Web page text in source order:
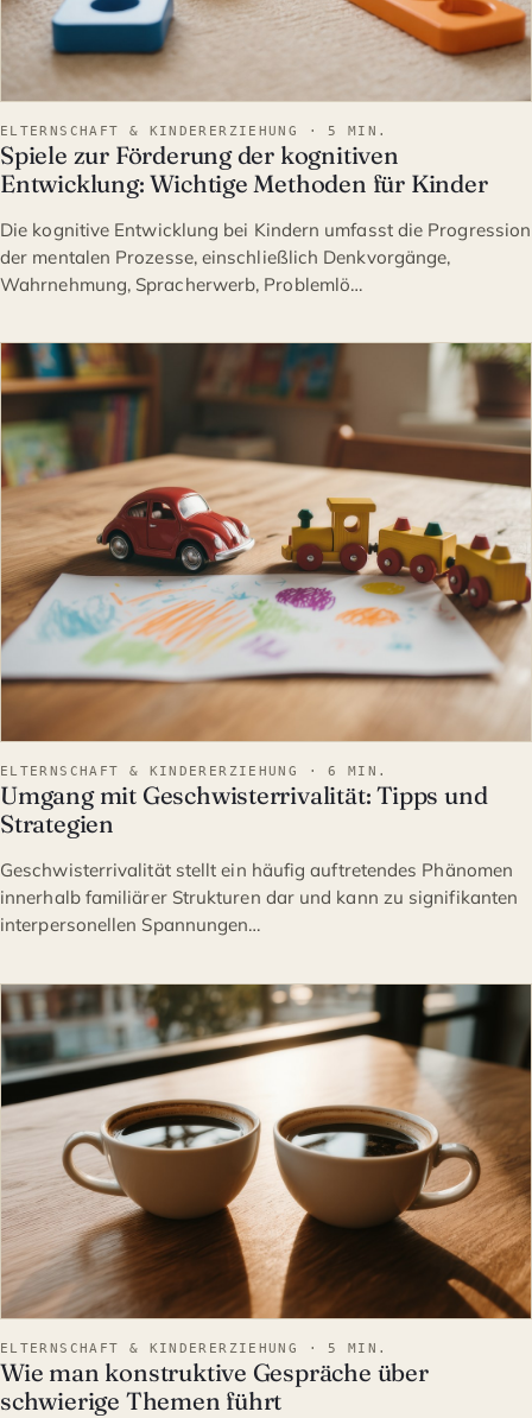
ELTERNSCHAFT & KINDERERZIEHUNG · 5 MIN.
Spiele zur Förderung der kognitiven
Entwicklung: Wichtige Methoden für Kinder
Die kognitive Entwicklung bei Kindern umfasst die Progression
der mentalen Prozesse, einschließlich Denkvorgänge,
Wahrnehmung, Spracherwerb, Problemlö…
ELTERNSCHAFT & KINDERE
ELTERNSCHAFT & KINDERERZIEHUNG · 6 MIN.
Umgang mit Geschwisterrivalität: Tipps und
Strategien
Geschwisterrivalität stellt ein häufig auftretendes Phänomen
innerhalb familiärer Strukturen dar und kann zu signifikanten
interpersonellen Spannungen…
ELTERNSCHAFT & KINDERE
ELTERNSCHAFT & KINDERERZIEHUNG · 5 MIN.
Wie man konstruktive Gespräche über
schwierige Themen führt